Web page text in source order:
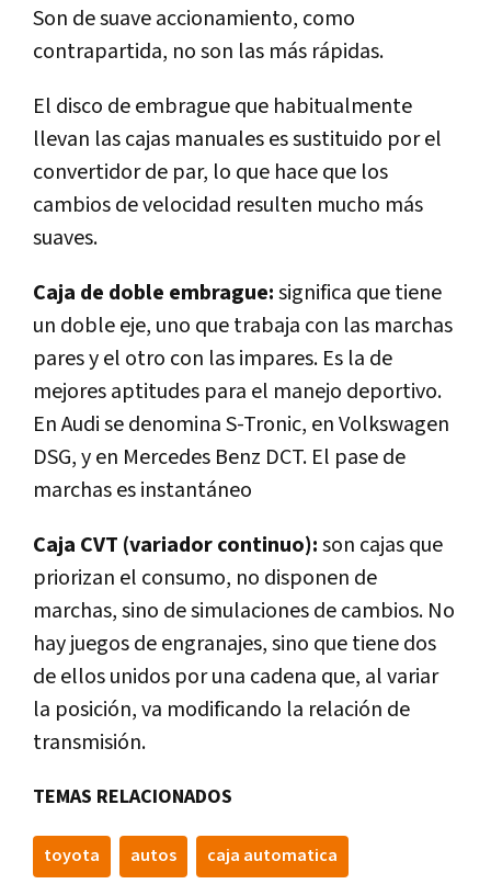
Son de suave accionamiento, como
contrapartida, no son las más rápidas.
El disco de embrague que habitualmente
llevan las cajas manuales es sustituido por el
convertidor de par, lo que hace que los
cambios de velocidad resulten mucho más
suaves.
Caja de doble embrague:significa que tiene
un doble eje, uno que trabaja con las marchas
pares y el otro con las impares. Es la de
mejores aptitudes para el manejo deportivo.
En Audi se denomina S-Tronic, en Volkswagen
DSG, y en Mercedes Benz DCT. El pase de
marchas es instantáneo
Caja CVT (variador continuo):son cajas que
priorizan el consumo, no disponen de
marchas, sino de simulaciones de cambios. No
hay juegos de engranajes, sino que tiene dos
de ellos unidos por una cadena que, al variar
la posición, va modificando la relación de
transmisión.
TEMAS RELACIONADOS
toyota autos caja automatica